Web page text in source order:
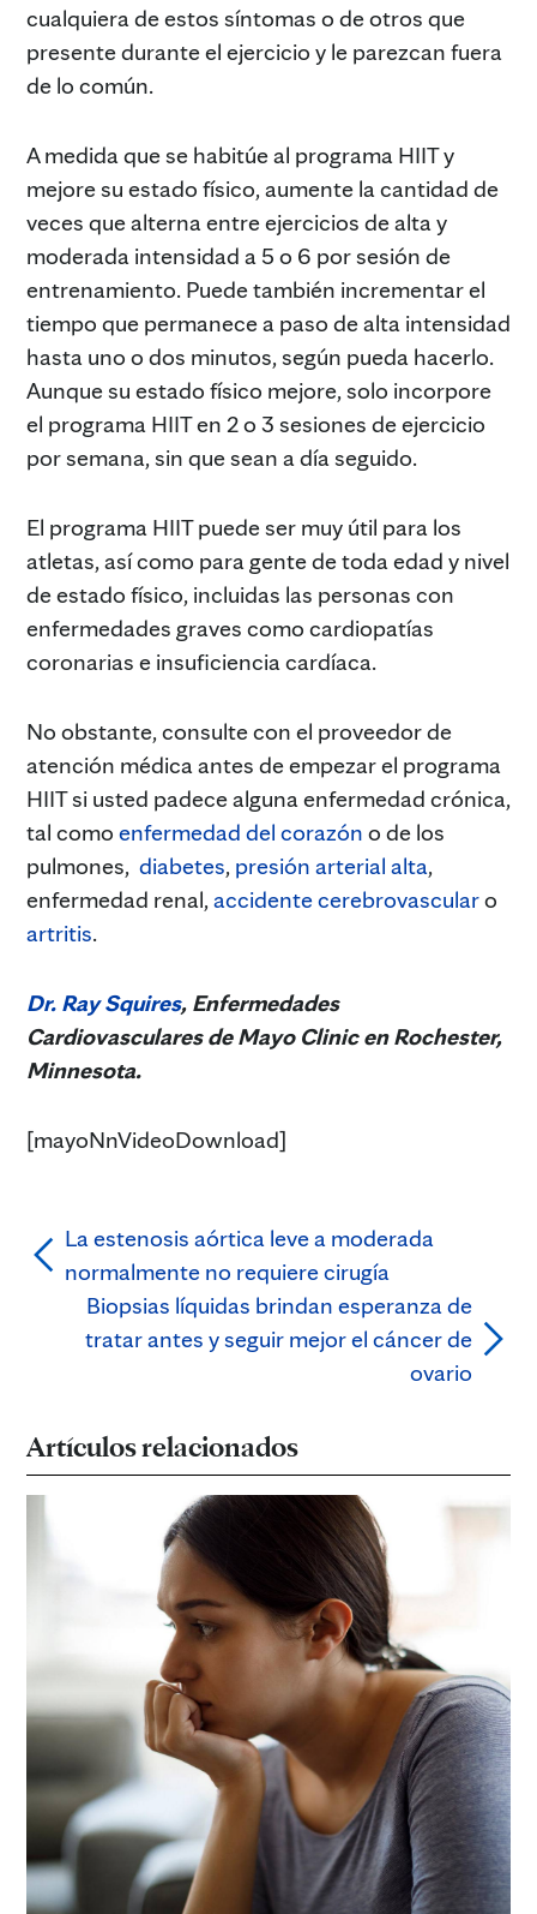
cualquiera de estos síntomas o de otros que
presente durante el ejercicio y le parezcan fuera
de lo común.
A medida que se habitúe al programa HIIT y
mejore su estado físico, aumente la cantidad de
veces que alterna entre ejercicios de alta y
moderada intensidad a 5 o 6 por sesión de
entrenamiento. Puede también incrementar el
tiempo que permanece a paso de alta intensidad
hasta uno o dos minutos, según pueda hacerlo.
Aunque su estado físico mejore, solo incorpore
el programa HIIT en 2 o 3 sesiones de ejercicio
por semana, sin que sean a día seguido.
El programa HIIT puede ser muy útil para los
atletas, así como para gente de toda edad y nivel
de estado físico, incluidas las personas con
enfermedades graves como cardiopatías
coronarias e insuficiencia cardíaca.
No obstante, consulte con el proveedor de
atención médica antes de empezar el programa
HIIT si usted padece alguna enfermedad crónica,
tal como enfermedad del corazón o de los
pulmones, diabetes, presión arterial alta,
enfermedad renal,accidente cerebrovascularo
artritis.
Dr. Ray Squires, Enfermedades
Cardiovasculares de Mayo Clinic en Rochester,
Minnesota.
[mayoNnVideoDownload]
La estenosis aórtica leve a moderada
normalmente no requiere cirugía
Biopsias líquidas brindan esperanza de
tratar antes y seguir mejor el cáncer de
ovario
Artículos relacionados